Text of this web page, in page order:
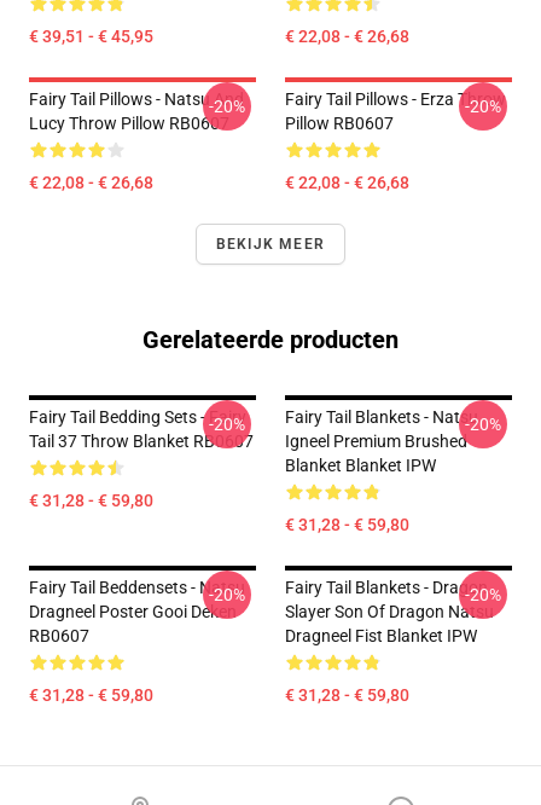
€ 39,51 - € 45,95 € 22,08 - € 26,68
Fairy Tail Pillows - Natsu And
Lucy Throw Pillow RB0607
€ 22,08 - € 26,68
-20%
Fairy Tail Pillows - Erza Throw
Pillow RB0607
€ 22,08 - € 26,68
-20%
BEKIJK MEER
Gerelateerde producten
Fairy Tail Bedding Sets - Fairy
Tail 37 Throw Blanket RB0607
€ 31,28 - € 59,80
-20%
Fairy Tail Blankets - Natsu
Igneel Premium Brushed
Blanket Blanket IPW
€ 31,28 - € 59,80
-20%
Fairy Tail Beddensets - Natsu
Dragneel Poster Gooi Deken
RB0607
€ 31,28 - € 59,80
-20%
Fairy Tail Blankets - Dragon
Slayer Son Of Dragon Natsu
Dragneel Fist Blanket IPW
€ 31,28 - € 59,80
-20%